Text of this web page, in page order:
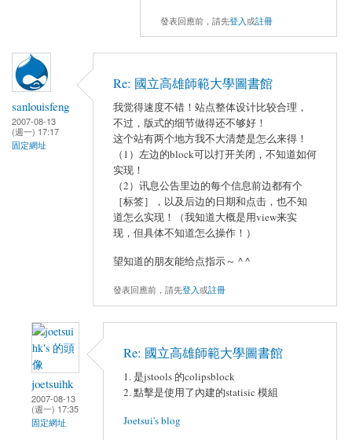
發表回應前，請先登入或註冊
sanlouisfeng
2007-08-13
(週一) 17:17
固定網址
Re: 國立高雄師範大學圖書館
我觉得速度不错！站点整体设计比较合理，
不过，版式的细节做得还不够好！
这个站有两个地方我不大清楚是怎么来得！
（1）左边的block可以打开关闭，不知道如何
实现！
（2）讯息公告里边的每个信息前边都有个
［标签］，以及后边的日期和点击，也不知
道怎么实现！（我知道大概是用view来实
现，但具体不知道怎么操作！）
望知道的朋友能给点指示～ ^ ^
發表回應前，請先登入或註冊
joetsuihk
2007-08-13
(週一) 17:35
固定網址
Re: 國立高雄師範大學圖書館
1. 是jstools 的colipsblock
2. 點擊是使用了內建的statisic 模組
Joetsui's blog